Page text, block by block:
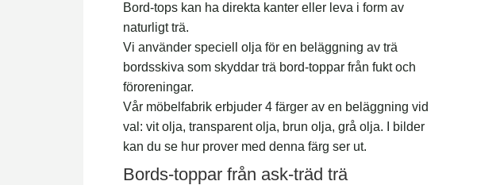
Bord-tops kan ha direkta kanter eller leva i form av
naturligt trä.
Vi använder speciell olja för en beläggning av trä
bordsskiva som skyddar trä bord-toppar från fukt och
föroreningar.
Vår möbelfabrik erbjuder 4 färger av en beläggning vid
val: vit olja, transparent olja, brun olja, grå olja. I bilder
kan du se hur prover med denna färg ser ut.
Bords-toppar från ask-träd trä